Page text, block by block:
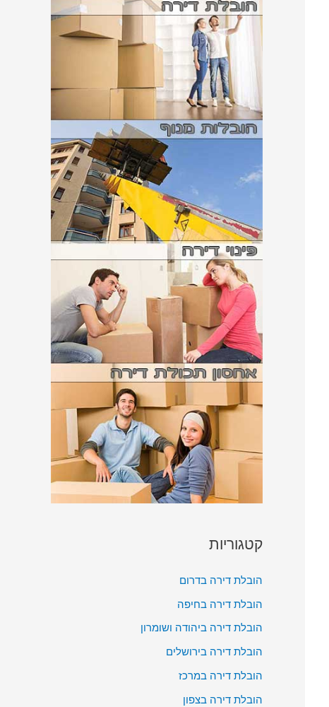
קטגוריות
הובלת דירה בדרום
הובלת דירה בחיפה
הובלת דירה ביהודה ושומרון
הובלת דירה בירושלים
הובלת דירה במרכז
הובלת דירה בצפון